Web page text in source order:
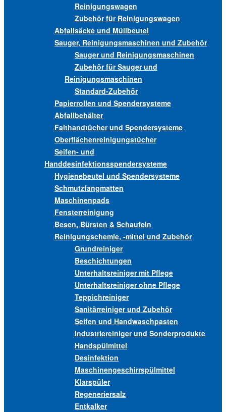
Reinigungswagen
Zubehör für Reinigungswagen
Abfallsäcke und Müllbeutel
Sauger, Reinigungsmaschinen und Zubehör
Sauger und Reinigungsmaschinen
Zubehör für Sauger und
Reinigungsmaschinen
Standard-Zubehör
Papierrollen und Spendersysteme
Abfallbehälter
Falthandtücher und Spendersysteme
Oberflächenreinigungstücher
Seifen- und
Handdesinfektionsspendersysteme
Hygienebeutel und Spendersysteme
Schmutzfangmatten
Maschinenpads
Fensterreinigung
Besen, Bürsten & Schaufeln
Reinigungschemie, -mittel und Zubehör
Grundreiniger
Beschichtungen
Unterhaltsreiniger mit Pflege
Unterhaltsreiniger ohne Pflege
Teppichreiniger
Sanitärreiniger und Zubehör
Seifen und Handwaschpasten
Industriereiniger und Sonderprodukte
Handspülmittel
Desinfektion
Maschinengeschirrspülmittel
Klarspüler
Regeneriersalz
Entkalker